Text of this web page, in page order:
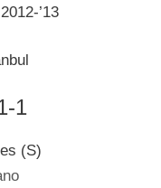
’13
1
(S)